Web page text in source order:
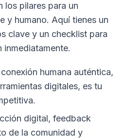
los pilares para un
y humano. Aquí tienes un
clave y un checklist para
inmediatamente.
humana auténtica,
digitales, es tu
digital, feedback
de la comunidad y